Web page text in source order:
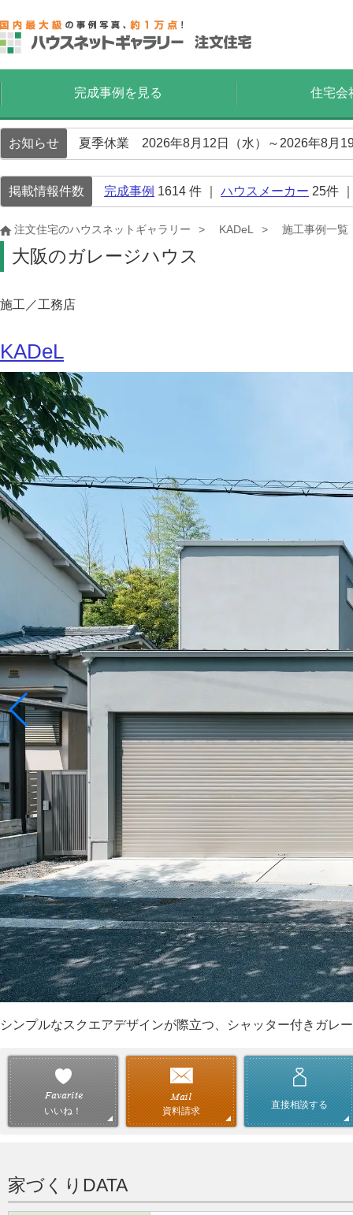
完成事例を見る 住宅会
お知らせ 夏季休業 2026年8月12日（水）～2026年8月
掲載情報件数 完成事例 1614 件 ｜ ハウスメーカー 25件
注文住宅のハウスネットギャラリー KADeL 施工事例一覧
大阪のガレージハウス
施工／工務店
KADeL
シンプルなスクエアデザインが際立つ、シャッター付きガレ
いいね！ 資料請求
直接相談する
家づくりDATA